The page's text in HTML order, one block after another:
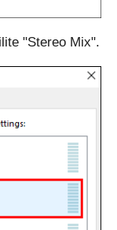
"Stereo Mix".